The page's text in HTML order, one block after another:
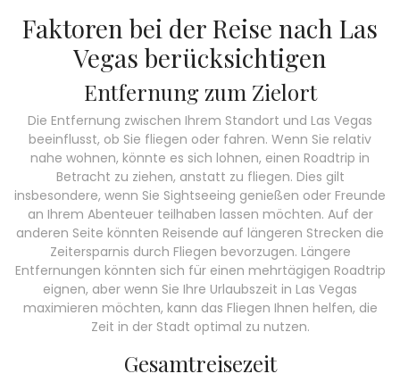
Faktoren bei der Reise nach Las
Vegas berücksichtigen
Entfernung zum Zielort
Die Entfernung zwischen Ihrem Standort und Las Vegas
beeinflusst, ob Sie fliegen oder fahren. Wenn Sie relativ
nahe wohnen, könnte es sich lohnen, einen Roadtrip in
Betracht zu ziehen, anstatt zu fliegen. Dies gilt
insbesondere, wenn Sie Sightseeing genießen oder Freunde
an Ihrem Abenteuer teilhaben lassen möchten. Auf der
anderen Seite könnten Reisende auf längeren Strecken die
Zeitersparnis durch Fliegen bevorzugen. Längere
Entfernungen könnten sich für einen mehrtägigen Roadtrip
eignen, aber wenn Sie Ihre Urlaubszeit in Las Vegas
maximieren möchten, kann das Fliegen Ihnen helfen, die
Zeit in der Stadt optimal zu nutzen.
Gesamtreisezeit